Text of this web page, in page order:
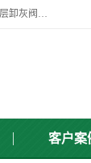
扬州中悦机械有限公司目前主要产品有：全自动液压纠偏器、液压拉紧、电液动三通分料器、电液动犁式卸料器、电液动平板闸门、电动双层卸灰阀、标准件、紧固件、液压泵站、新型电液推杆、皮带全自动液压调正器等，以及除尘通风类百余种产品系列。产品广泛适用于矿山、电力、煤矿、冶金、交通、化工、水利等行业。
客户案